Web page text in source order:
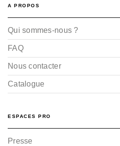
A PROPOS
Qui sommes-nous ?
FAQ
Nous contacter
Catalogue
ESPACES PRO
Presse